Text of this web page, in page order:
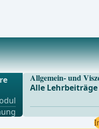
Allgemein- und
Alle Lehrbeiträge